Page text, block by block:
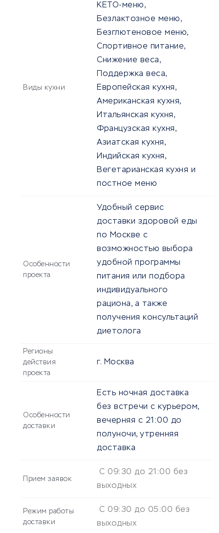
Виды кухни
КЕТО-меню,
Безлактозное меню,
Безглютеновое меню,
Спортивное питание,
Снижение веса,
Поддержка веса,
Европейская кухня,
Американская кухня,
Итальянская кухня,
Французская кухня,
Азиатская кухня,
Индийская кухня,
Вегетарианская кухня и
постное меню
Особенности
проекта
Удобный сервис
доставки здоровой еды
по Москве с
возможностью выбора
удобной программы
питания или подбора
индивидуального
рациона, а также
получения консультаций
диетолога
Регионы
действия
проекта
г. Москва
Особенности
доставки
Есть ночная доставка
без встречи с курьером,
вечерняя с 21:00 до
полуночи, утренняя
доставка
Прием заявок
С 09:30 до 21:00 без
выходных
Режим работы
доставки
С 09:30 до 05:00 без
выходных